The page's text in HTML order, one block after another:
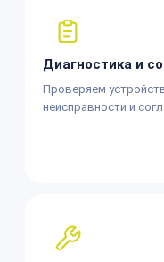
Диагностика и
Проверяем
неисправности и